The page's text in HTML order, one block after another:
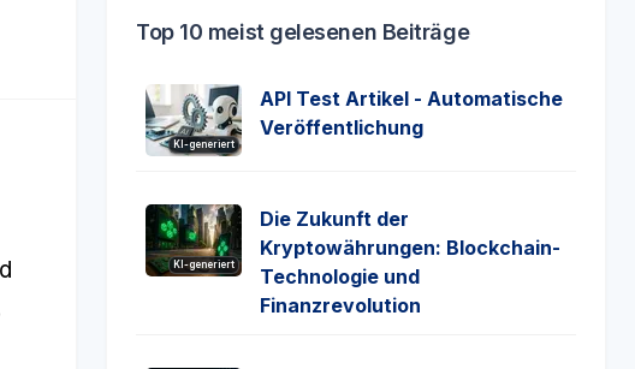
Top 10 meist gelesenen Beiträge
KI-generiert
API Test Artikel - Automatische
Veröffentlichung
KI-generiert
Die Zukunft der
Kryptowährungen: Blockchain-
Technologie und
Finanzrevolution